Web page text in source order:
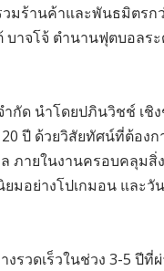
มร้านค้าและพันธมิตรก
บาจโจ้ ตำนานฟุตบอล
กัด นำโดยปภินวิชช์ เ
ปี ด้วยวิสัยทัศน์ที่ต้อง
ภายในงานครอบคลุม
ยมอย่างโปเกมอน แล
งรวดเร็วในช่วง 3-5